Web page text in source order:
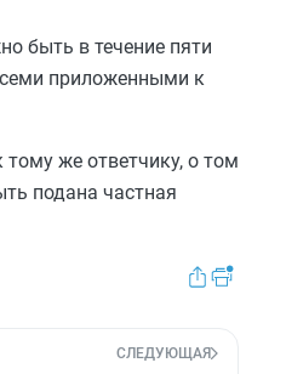
быть в течение пяти
приложенными к
же ответчику, о том
подана частная
СЛЕДУЮЩАЯ